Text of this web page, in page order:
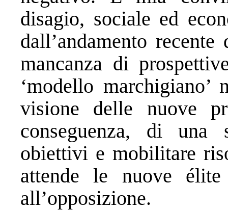
disagio, sociale ed
dall’andamento
mancanza di
‘modello
visione delle nuove
conseguenza, di una
obiettivi e mobilitare
attende le nuove
all’opposizione.